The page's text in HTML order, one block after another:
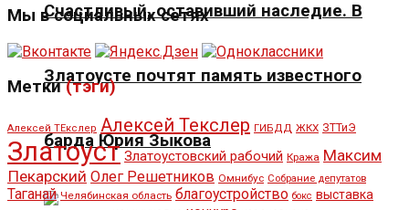
Счастливый, оставивший наследие. В
Златоусте почтят память известного
барда Юрия Зыкова
Мы в социальных сетях
Метки(тэги)
Алексей ТЕкслер Алексей Текслер ГИБДД ЖКХ ЗТТиЭ
Златоуст Златоустовский рабочий Кража Максим
Пекарский Олег Решетников Омнибус Собрание депутатов
Таганай Челябинская область благоустройство бокс выставка